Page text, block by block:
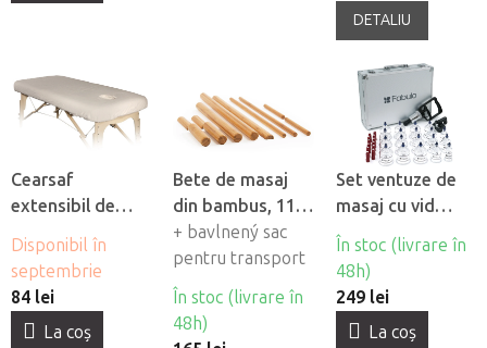
DETALIU
Cearsaf
extensibil de
flanel Fabulo cu
orificiu pentru
fată
Disponibil în
septembrie
84 lei
La coş
Bete de masaj
din bambus, 11
buc
+ bavlnený sac
pentru transport
În stoc (livrare în
48h)
Set ventuze de
masaj cu vid
Fabulo Luxury 19
buc
În stoc (livrare în
48h)
249 lei
La coş